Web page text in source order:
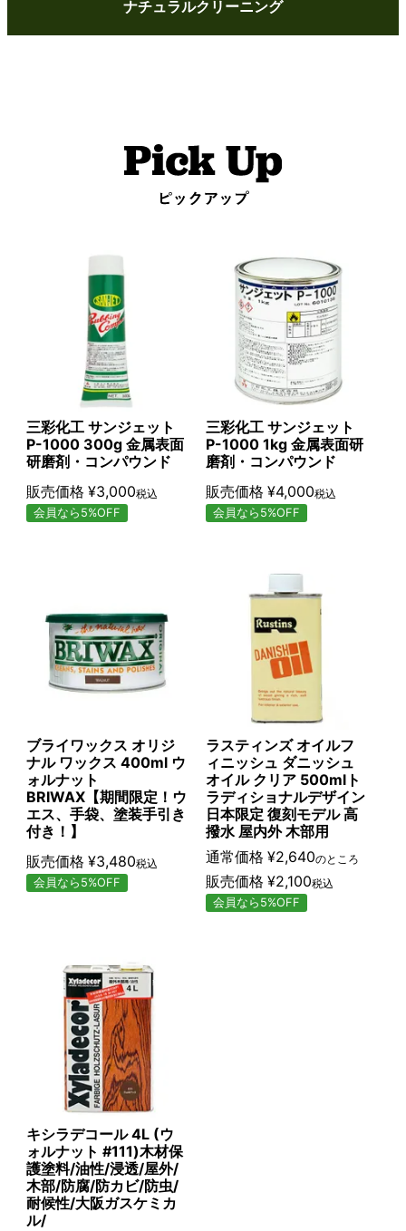
ナチュラルクリーニング
三彩化工 サンジェット
P-1000 300g 金属表面
研磨剤・コンパウンド
販売価格 ¥3,000税込
会員なら5%OFF
三彩化工 サンジェット
P-1000 1kg 金属表面研
磨剤・コンパウンド
販売価格 ¥4,000税込
会員なら5%OFF
ブライワックス オリジ
ナル ワックス 400ml ウ
ォルナット
BRIWAX【期間限定！ウ
エス、手袋、塗装手引き
付き！】
販売価格 ¥3,480税込
会員なら5%OFF
ラスティンズ オイルフ
ィニッシュ ダニッシュ
オイル クリア 500mlト
ラディショナルデザイン
日本限定 復刻モデル 高
撥水 屋内外 木部用
通常価格 ¥2,640のところ
販売価格 ¥2,100税込
会員なら5%OFF
キシラデコール 4L (ウ
ォルナット #111)木材保
護塗料/油性/浸透/屋外/
木部/防腐/防カビ/防虫/
耐候性/大阪ガスケミカ
ル/